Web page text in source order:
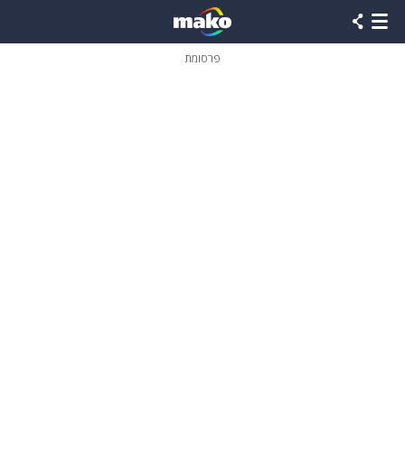
פרסומת